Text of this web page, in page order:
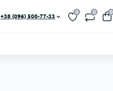
+38 (096) 500-77-33
0 0 0